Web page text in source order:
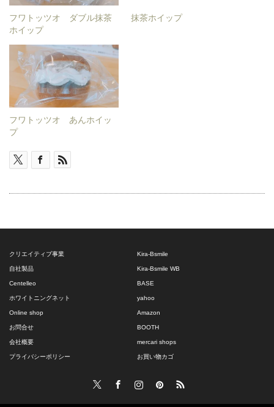
フワトッツオ ダブル抹茶
ホイップ
抹茶ホイップ
フワトッツオ あんホイッ
プ
クリエイティブ事業
自社製品
Centelleo
ホワイトニングネット
Online shop
お問合せ
会社概要
プライバシーポリシー
Kira-Bsmile
Kira-Bsmile WB
BASE
yahoo
Amazon
BOOTH
mercari shops
お買い物カゴ
InstagramPinterest RSS